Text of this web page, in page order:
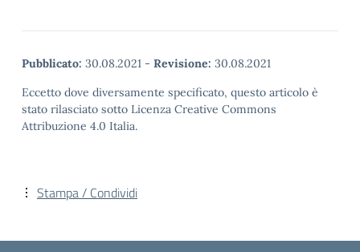
Pubblicato: 30.08.2021 - Revisione: 30.08.2021
Eccetto dove diversamente specificato, questo articolo è
stato rilasciato sotto Licenza Creative Commons
Attribuzione 4.0 Italia.
Stampa / Condividi